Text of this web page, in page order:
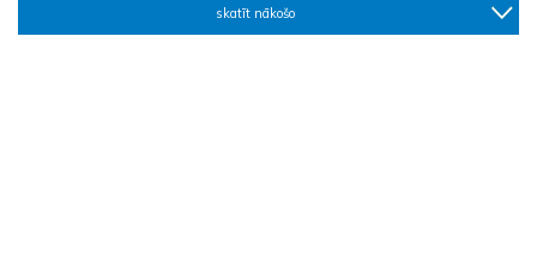
skatīt nākošo